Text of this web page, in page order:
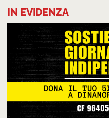
IN EVIDENZA